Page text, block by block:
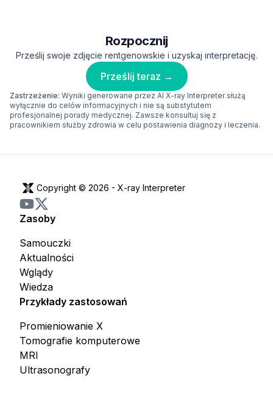
Rozpocznij
Prześlij swoje zdjęcie rentgenowskie i uzyskaj interpretację.
Prześlij teraz →
Zastrzeżenie: Wyniki generowane przez AI X-ray Interpreter służą
wyłącznie do celów informacyjnych i nie są substytutem
profesjonalnej porady medycznej. Zawsze konsultuj się z
pracownikiem służby zdrowia w celu postawienia diagnozy i leczenia.
Copyright © 2026 - X-ray Interpreter
Zasoby
Wglądy
Wiedza
Aktualności
Samouczki
Przykłady zastosowań
Tomografie komputerowe
MRI
Ultrasonografy
Promieniowanie X